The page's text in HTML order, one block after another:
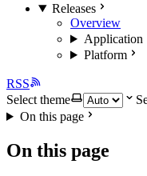
Releases
Overview
Application
Platform
RSS
Select theme
On this page
On this page